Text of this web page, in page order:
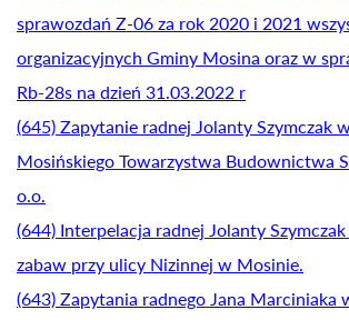
sprawozdań Z-06 za rok 2020 i 2021
organizacyjnych Gminy Mosina oraz w
Rb-28s na dzień 31.03.2022 r
(645) Zapytanie radnej Jolanty Szymczak
Mosińskiego Towarzystwa Budownictwa
o.o.
(644) Interpelacja radnej Jolanty
zabaw przy ulicy Nizinnej w Mosinie.
(643) Zapytania radnego Jana Marciniaka